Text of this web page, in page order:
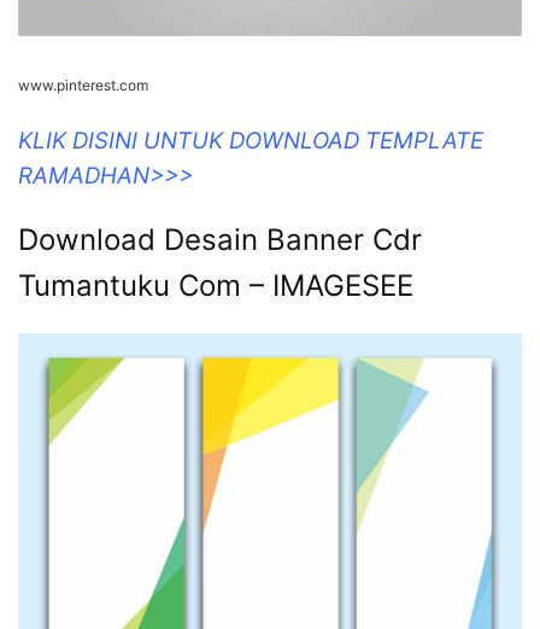
www.pinterest.com
KLIK DISINI UNTUK DOWNLOAD TEMPLATE
RAMADHAN>>>
Download Desain Banner Cdr
Tumantuku Com – IMAGESEE